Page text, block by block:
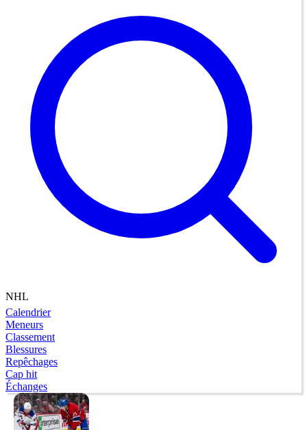
NHL
Calendrier
Meneurs
Classement
Blessures
Repêchages
Cap hit
Échanges